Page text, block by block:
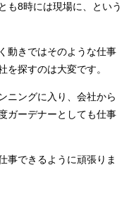
も8時には現場に、という
動きではそのような仕事
を探すのは大変です。
ニングに入り、会社から
ガーデナーとしても仕事
事できるように頑張りま